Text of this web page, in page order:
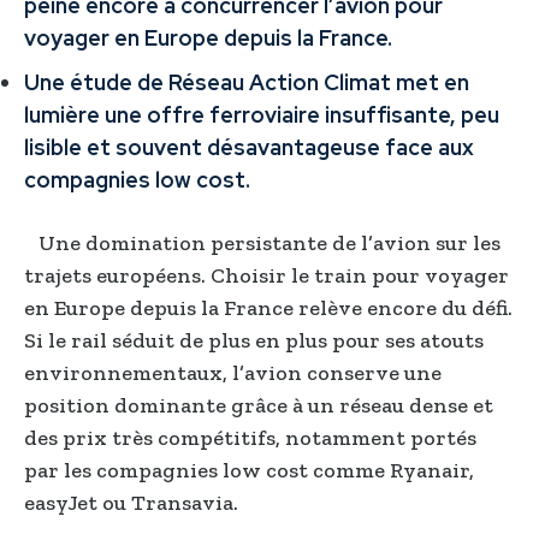
peine encore à concurrencer l’avion pour
voyager en Europe depuis la France.
Une étude de Réseau Action Climat met en
lumière une offre ferroviaire insuffisante, peu
lisible et souvent désavantageuse face aux
compagnies low cost.
Une domination persistante de l’avion sur les
trajets européens. Choisir le train pour voyager
en Europe depuis la France relève encore du défi.
Si le rail séduit de plus en plus pour ses atouts
environnementaux, l’avion conserve une
position dominante grâce à un réseau dense et
des prix très compétitifs, notamment portés
par les compagnies low cost comme Ryanair,
easyJet ou Transavia.